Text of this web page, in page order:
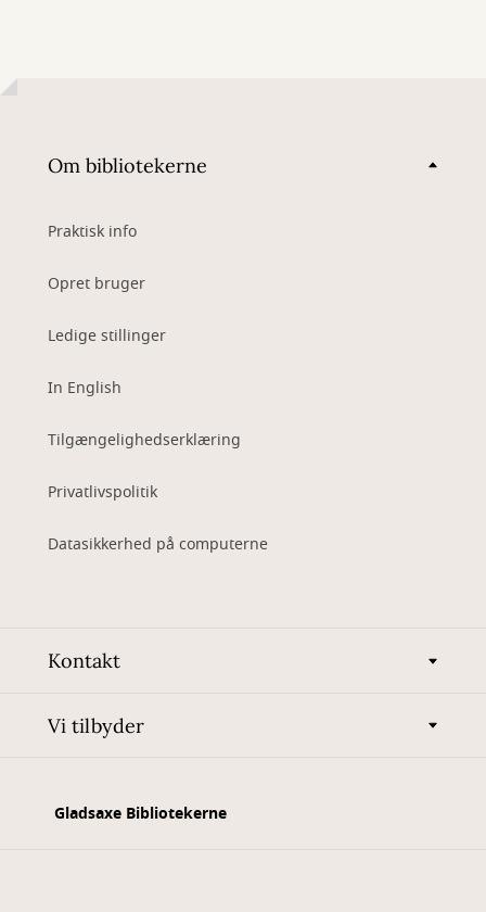
Om bibliotekerne
Praktisk info
Opret bruger
Ledige stillinger
In English
Tilgængelighedserklæring
Privatlivspolitik
Datasikkerhed på computerne
Kontakt
Vi tilbyder
Gladsaxe Bibliotekerne